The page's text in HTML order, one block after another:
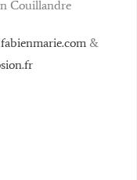
Couillandre
&